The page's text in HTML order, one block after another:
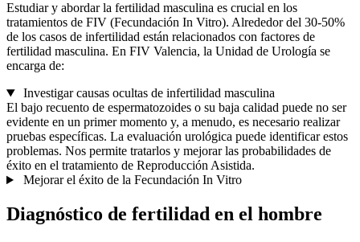
Estudiar y abordar la fertilidad masculina es crucial en los
tratamientos de FIV (Fecundación In Vitro). Alrededor del 30-50%
de los casos de infertilidad están relacionados con factores de
fertilidad masculina. En FIV Valencia, la Unidad de Urología se
encarga de:
Investigar causas ocultas de infertilidad masculina
El bajo recuento de espermatozoides o su baja calidad puede no ser
evidente en un primer momento y, a menudo, es necesario realizar
pruebas específicas. La evaluación urológica puede identificar estos
problemas. Nos permite tratarlos y mejorar las probabilidades de
éxito en el tratamiento de Reproducción Asistida.
Mejorar el éxito de la Fecundación In Vitro
Diagnóstico de fertilidad en el hombre